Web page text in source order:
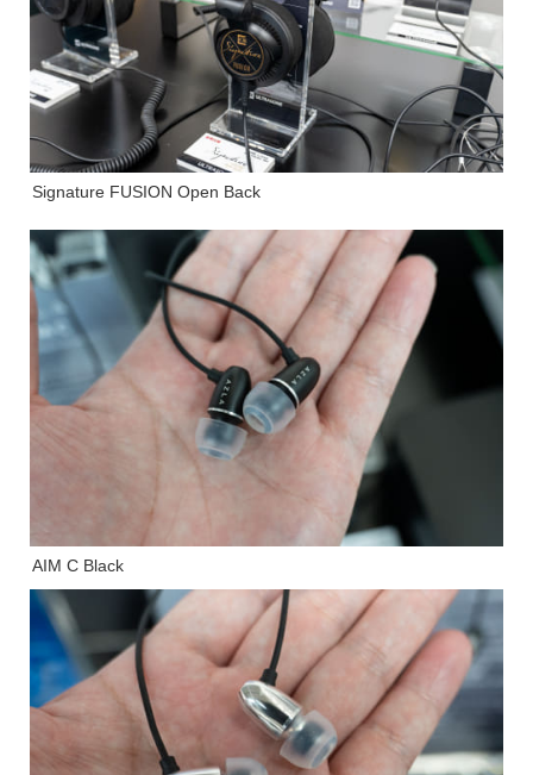
Signature FUSION Open Back
AIM C Black